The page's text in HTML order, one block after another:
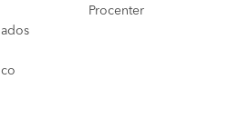
Procenter